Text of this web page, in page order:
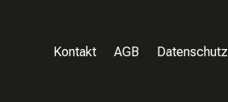
Kontakt AGB Datenschutz